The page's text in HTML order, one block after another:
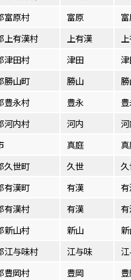
富原村 富原
上有漢村 上有漢
津田村 津田
勝山町 勝山
豊永村 豊永
河内村 河内
真庭
久世町 久世
有漢町 有漢
有漢村 有漢
新山村 新山
江与味村 江与味
豊岡村 豊岡